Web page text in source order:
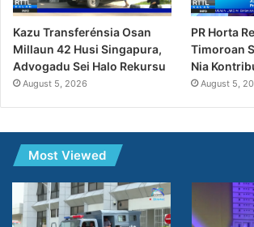
Kazu Transferénsia Osan
Millaun 42 Husi Singapura,
Advogadu Sei Halo Rekursu
August 5, 2026
PR Horta
Timoroan
Nia
August 5,
Most Viewed